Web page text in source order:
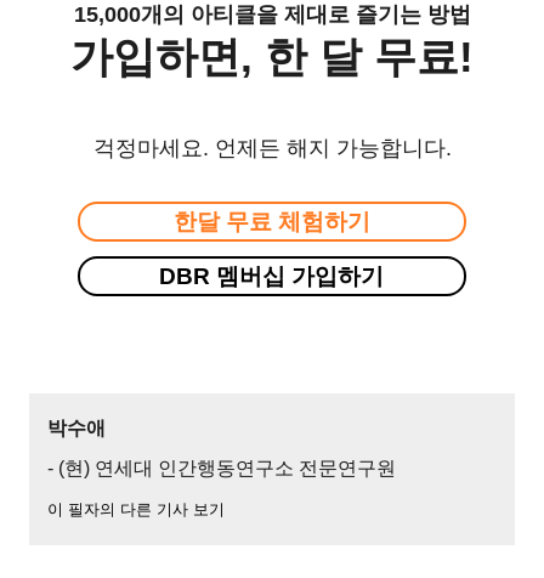
15,000개의 아티클을 제대로 즐기는 방법
가입하면, 한 달 무료!
걱정마세요. 언제든 해지 가능합니다.
한달 무료 체험하기
DBR 멤버십 가입하기
박수애
- (현) 연세대 인간행동연구소 전문연구원
이 필자의 다른 기사 보기